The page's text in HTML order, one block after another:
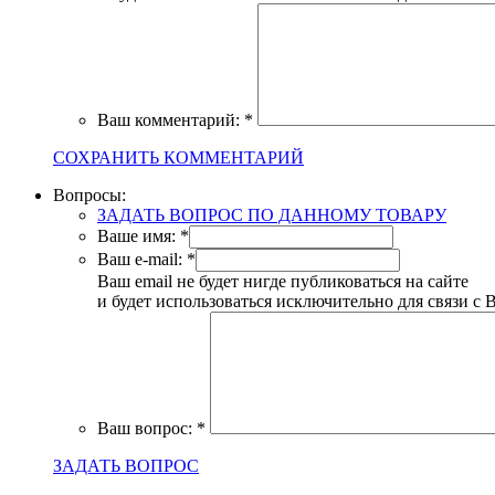
Ваш комментарий: *
СОХРАНИТЬ КОММЕНТАРИЙ
Вопросы:
ЗАДАТЬ ВОПРОС ПО ДАННОМУ ТОВАРУ
Ваше имя: *
Ваш e-mail: *
Ваш email не будет нигде публиковаться на сайте
и будет использоваться исключительно для связи с
Ваш вопрос: *
ЗАДАТЬ ВОПРОС